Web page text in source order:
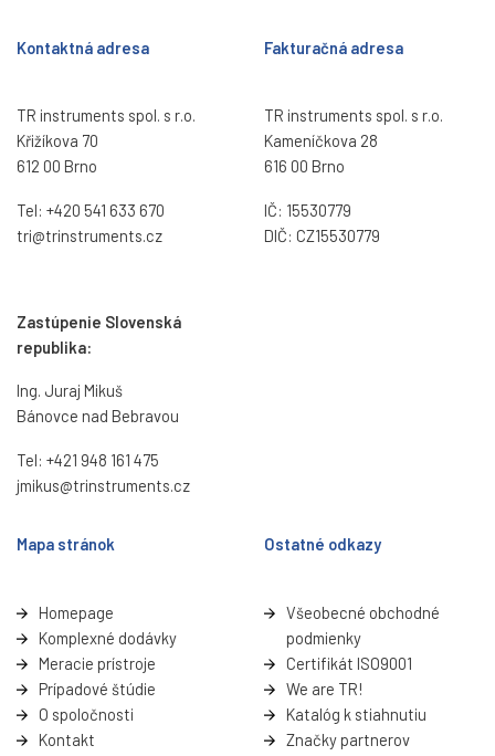
Kontaktná adresa
TR instruments spol. s r.o.
Křižíkova 70
612 00 Brno
Tel: +420 541 633 670
tri@trinstruments.cz
Zastúpenie Slovenská
republika:
Ing. Juraj Mikuš
Bánovce nad Bebravou
Tel: +421 948 161 475
jmikus@trinstruments.cz
Fakturačná adresa
TR instruments spol. s r.o.
Kameníčkova 28
616 00 Brno
IČ: 15530779
DIČ: CZ15530779
Mapa stránok
Homepage
Komplexné dodávky
Meracie prístroje
Prípadové štúdie
O spoločnosti
Kontakt
Ostatné odkazy
Všeobecné obchodné
podmienky
Certifikát ISO9001
We are TR!
Katalóg k stiahnutiu
Značky partnerov